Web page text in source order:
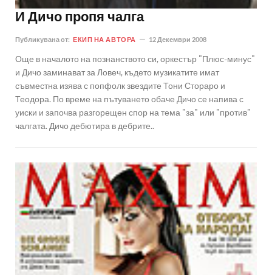
И Дичо пропя чалга
Публикувана от: ЕКИП НА АВТОРА 12 Декември 2008
Още в началото на познанството си, оркестър "Плюс-минус"
и Дичо заминават за Ловеч, където музикатите имат
съвместна изява с попфолк звездите Тони Стораро и
Теодора. По време на пътуването обаче Дичо се напива с
уиски и започва разгорещен спор на тема "за" или "против"
чалгата. Дичо дебютира в дебрите..